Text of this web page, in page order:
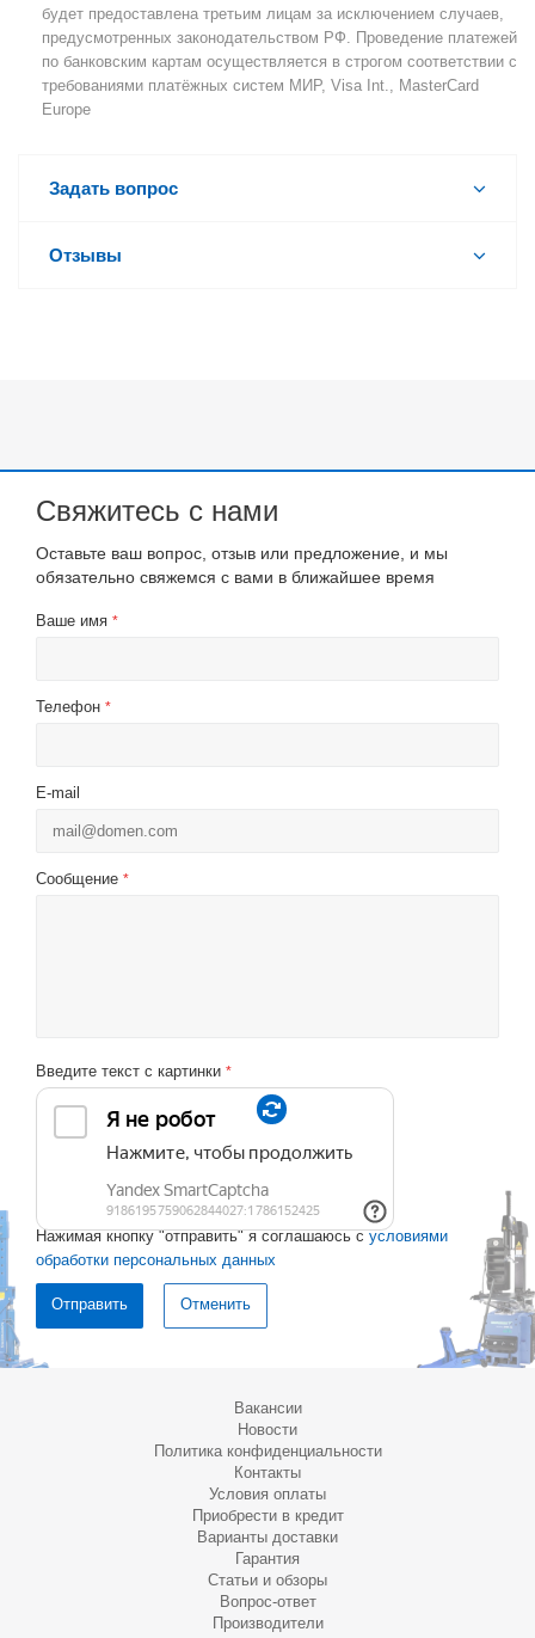
будет предоставлена третьим лицам за исключением случаев,
предусмотренных законодательством РФ. Проведение платежей
по банковским картам осуществляется в строгом соответствии с
требованиями платёжных систем МИР, Visa Int., MasterCard
Europe
Задать вопрос
Отзывы
Свяжитесь с нами
Оставьте ваш вопрос, отзыв или предложение, и мы
обязательно свяжемся с вами в ближайшее время
Ваше имя *
Телефон *
E-mail
Сообщение *
Введите текст с картинки *
Нажимая кнопку "отправить" я соглашаюсь с условиями
обработки персональных данных
Отменить
Вакансии
Новости
Политика конфиденциальности
Контакты
Условия оплаты
Приобрести в кредит
Варианты доставки
Гарантия
Статьи и обзоры
Вопрос-ответ
Производители